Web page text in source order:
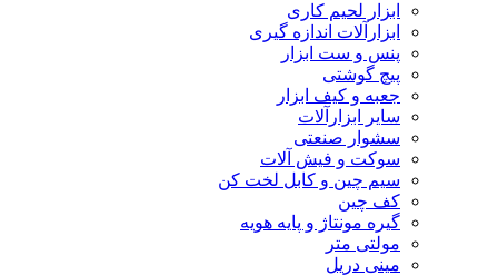
ابزار لحیم کاری
ابزارآلات اندازه گیری
پنس و ست ابزار
پیچ گوشتی
جعبه و کیف ابزار
سایر ابزارآلات
سشوار صنعتی
سوکت و فیش آلات
سیم چین و کابل لخت کن
کف چین
گیره مونتاژ و پایه هویه
مولتی متر
مینی دریل